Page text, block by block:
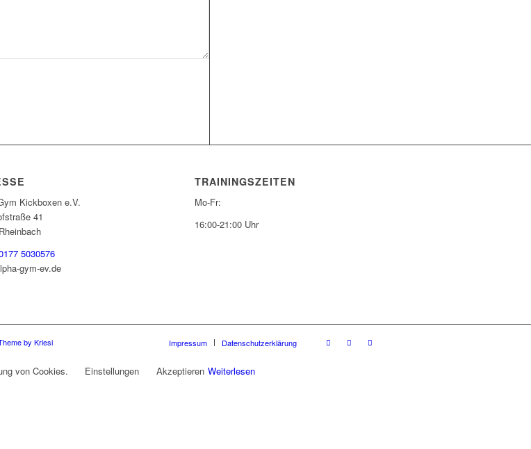
Kickboxen e.V.
41
5030576
gym-ev.de
TRAININGSZEITEN
Mo-Fr:
16:00-21:00 Uhr
by Kriesi Impressum Datenschutzerklärung
von Cookies. Einstellungen Akzeptieren Weiterlesen